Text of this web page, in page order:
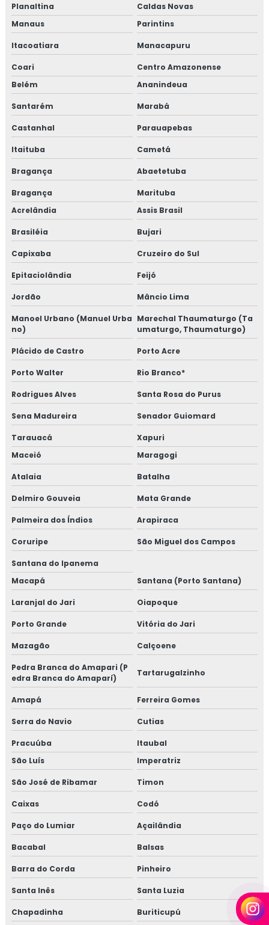
Planaltina
Caldas Novas
Manaus
Parintins
Itacoatiara Manacapuru
Coari
Centro Amazonense
Belém
Ananindeua
Santarém Marabá
Castanhal Parauapebas
Itaituba Cametá
Bragança Abaetetuba
Bragança
Marituba
Acrelândia
Assis Brasil
Brasiléia Bujari
Capixaba Cruzeiro do Sul
Epitaciolândia Feijó
Jordão Mâncio Lima
Manoel Urbano (Manuel Urba
no)
Marechal Thaumaturgo (Ta
umaturgo, Thaumaturgo)
Plácido de Castro Porto Acre
Porto Walter Rio Branco*
Rodrigues Alves Santa Rosa do Purus
Sena Madureira Senador Guiomard
Tarauacá
Xapuri
Maceió
Maragogi
Atalaia Batalha
Delmiro Gouveia Mata Grande
Palmeira dos Índios Arapiraca
Coruripe São Miguel dos Campos
Santana do Ipanema
Macapá
Santana (Porto Santana)
Laranjal do Jari Oiapoque
Porto Grande Vitória do Jari
Mazagão Calçoene
Pedra Branca do Amapari (P
edra Branca do Amaparí)
Tartarugalzinho
Amapá Ferreira Gomes
Serra do Navio Cutias
Pracuúba
Itaubal
São Luís
Imperatriz
São José de Ribamar Timon
Caixas Codó
Paço do Lumiar Açailândia
Bacabal Balsas
Barra do Corda Pinheiro
Santa Inês Santa Luzia
Chapadinha Buriticupú